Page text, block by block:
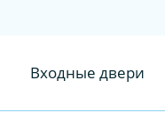
Входные двери